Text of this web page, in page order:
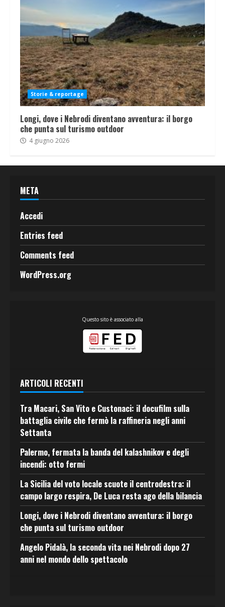
Storie & reportage
Longi, dove i Nebrodi diventano avventura: il borgo
che punta sul turismo outdoor
4 giugno 2026
META
Accedi
Entries feed
Comments feed
WordPress.org
Questo sito è associato alla
ARTICOLI RECENTI
Tra Macari, San Vito e Custonaci: il docufilm sulla
battaglia civile che fermò la raffineria negli anni
Settanta
Palermo, fermata la banda del kalashnikov e degli
incendi: otto fermi
La Sicilia del voto locale scuote il centrodestra: il
campo largo respira, De Luca resta ago della bilancia
Longi, dove i Nebrodi diventano avventura: il borgo
che punta sul turismo outdoor
Angelo Pidalà, la seconda vita nei Nebrodi dopo 27
anni nel mondo dello spettacolo